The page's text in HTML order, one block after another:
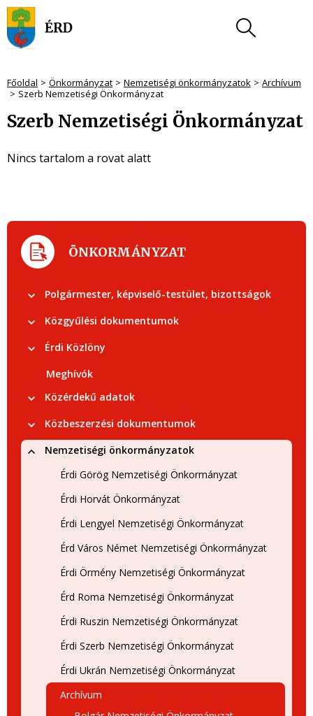
Főoldal Önkormányzat Nemzetiségi önkormányzatok
Archívum
Szerb Nemzetiségi Önkormányzat
Szerb Nemzetiségi Önkormányzat
Nincs tartalom a rovat alatt
ÖNKORMÁNYZAT
Polgármester, képviselő-testület, bizottságok
Közgyűlési dokumentumok
Érdi Közlöny
Meghívók
Közérdekű adatok
Közbeszerzési dokumentumok
Nemzetiségi önkormányzatok
Érdi Görög Nemzetiségi Önkormányzat
Érdi Horvát Önkormányzat
Érdi Lengyel Nemzetiségi Önkormányzat
Érd Város Német Nemzetiségi Önkormányzat
Érdi Örmény Nemzetiségi Önkormányzat
Érd Roma Nemzetiségi Önkormányzat
Érdi Ruszin Nemzetiségi Önkormányzat
Érdi Szerb Nemzetiségi Önkormányzat
Érdi Ukrán Nemzetiségi Önkormányzat
Archívum